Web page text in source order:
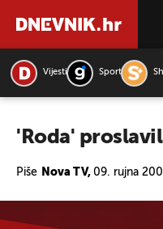
Vijesti Sport
'Roda'
Piše Nova TV, 09. rujna
PRETRAŽITE VIJESTI